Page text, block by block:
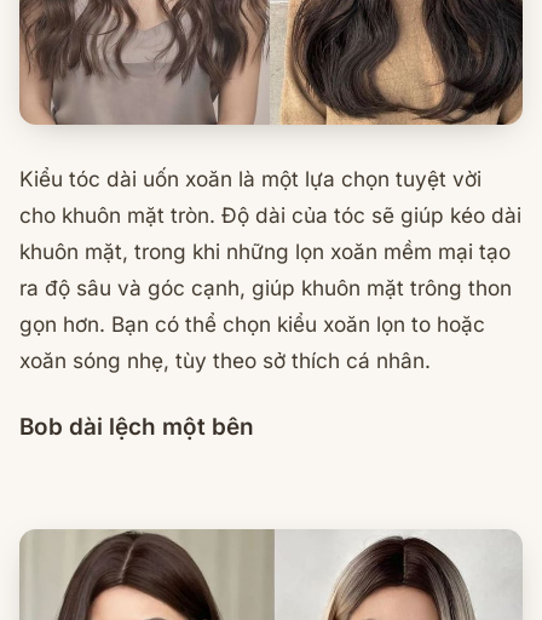
Kiểu tóc dài uốn xoăn là một lựa chọn tuyệt vời
cho khuôn mặt tròn. Độ dài của tóc sẽ giúp kéo dài
khuôn mặt, trong khi những lọn xoăn mềm mại tạo
ra độ sâu và góc cạnh, giúp khuôn mặt trông thon
gọn hơn. Bạn có thể chọn kiểu xoăn lọn to hoặc
xoăn sóng nhẹ, tùy theo sở thích cá nhân.
Bob dài lệch một bên